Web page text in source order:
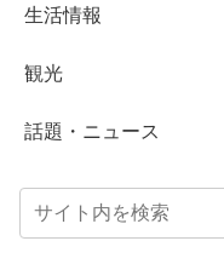
生活情報
観光
話題・ニュース